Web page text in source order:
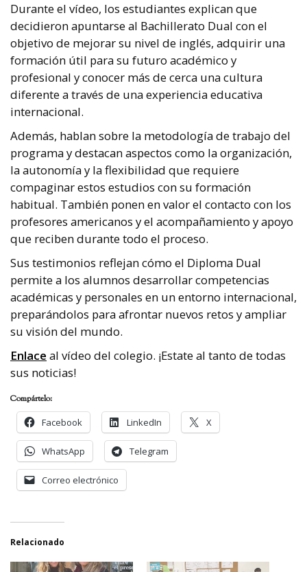
Durante el vídeo, los estudiantes explican que
decidieron apuntarse al Bachillerato Dual con el
objetivo de mejorar su nivel de inglés, adquirir una
formación útil para su futuro académico y
profesional y conocer más de cerca una cultura
diferente a través de una experiencia educativa
internacional.
Además, hablan sobre la metodología de trabajo del
programa y destacan aspectos como la organización,
la autonomía y la flexibilidad que requiere
compaginar estos estudios con su formación
habitual. También ponen en valor el contacto con los
profesores americanos y el acompañamiento y apoyo
que reciben durante todo el proceso.
Sus testimonios reflejan cómo el Diploma Dual
permite a los alumnos desarrollar competencias
académicas y personales en un entorno internacional,
preparándolos para afrontar nuevos retos y ampliar
su visión del mundo.
Enlace al vídeo del colegio. ¡Estate al tanto de todas
sus noticias!
Compártelo:
Facebook
LinkedIn X
WhatsApp Telegram
Correo electrónico
Relacionado